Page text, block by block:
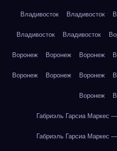
Владивосток Владивосток
Владивосток Владивосток
Воронеж Воронеж Воронеж
Воронеж Воронеж Воронеж
Воронеж
Габриэль Гарсиа Маркес
Габриэль Гарсиа Маркес